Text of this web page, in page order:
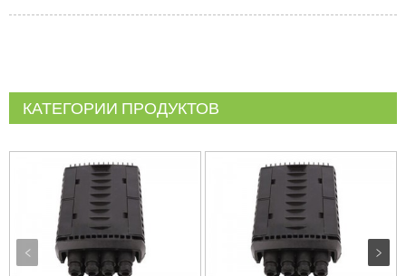
КАТЕГОРИИ ПРОДУКТОВ